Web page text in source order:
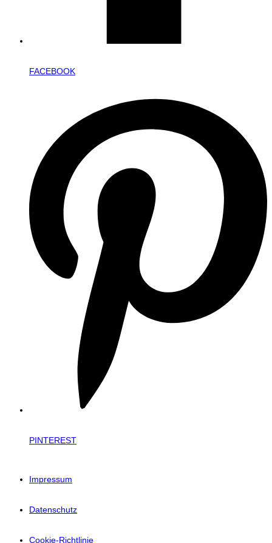
FACEBOOK
PINTEREST
Impressum
Datenschutz
Cookie-Richtlinie